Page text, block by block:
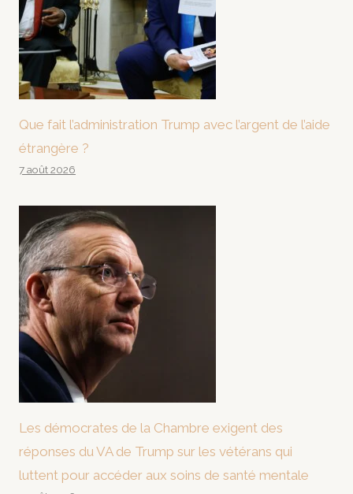
Que fait l’administration Trump avec l’argent de l’aide
étrangère ?
7 août 2026
Les démocrates de la Chambre exigent des
réponses du VA de Trump sur les vétérans qui
luttent pour accéder aux soins de santé mentale